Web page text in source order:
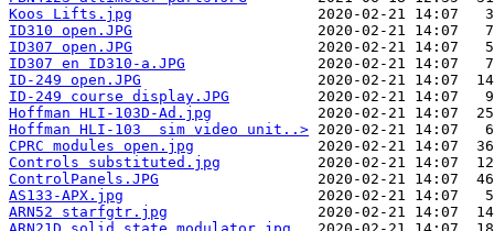
Koos Lifts.jpg
ID310 open.JPG
ID307 open.JPG
ID307 en ID310-a.JPG
ID-249 open.JPG
ID-249 course display.JPG
Hoffman HLI-103D-Ad.jpg
Hoffman HLI-103  sim video unit..>
CPRC modules open.jpg
Controls substituted.jpg
ControlPanels.JPG
AS133-APX.jpg
ARN52 starfgtr.jpg